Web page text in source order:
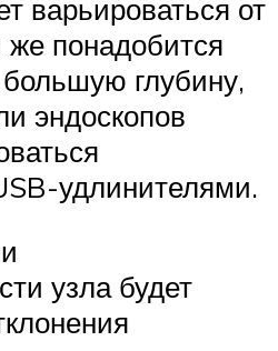
варьироваться от
понадобится
глубину,
эндоскопов
удлинителями.
узла будет